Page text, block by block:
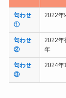
匂わせ
①
2022年
匂わせ
②
2022年
年
匂わせ
③
2024年